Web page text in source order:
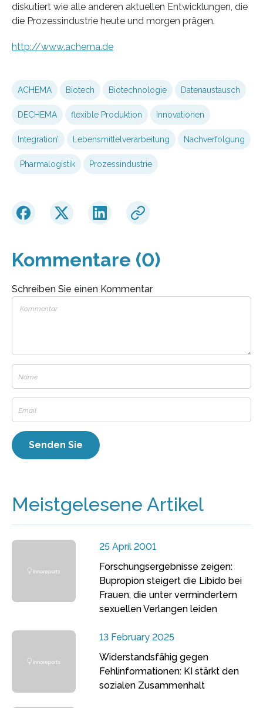
diskutiert wie alle anderen aktuellen Entwicklungen, die
die Prozessindustrie heute und morgen prägen.
http://www.achema.de
ACHEMA Biotech Biotechnologie Datenaustausch
DECHEMA flexible Produktion Innovationen
Integration’ Lebensmittelverarbeitung Nachverfolgung
Pharmalogistik Prozessindustrie
Kommentare (0)
Schreiben Sie einen Kommentar
Meistgelesene Artikel
25 April 2001
Forschungsergebnisse zeigen:
Bupropion steigert die Libido bei
Frauen, die unter vermindertem
sexuellen Verlangen leiden
13 February 2025
Widerstandsfähig gegen
Fehlinformationen: KI stärkt den
sozialen Zusammenhalt